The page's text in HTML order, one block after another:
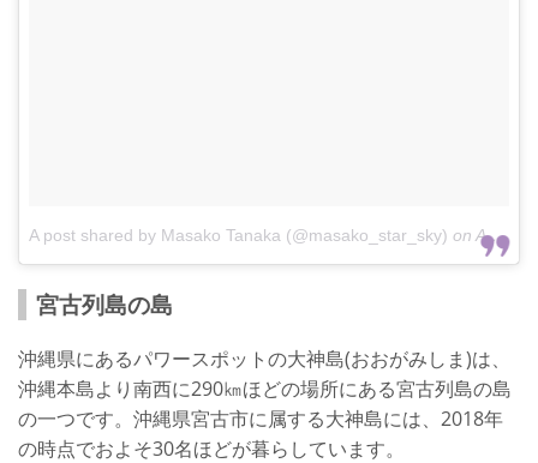
A post shared by Masako Tanaka (@masako_star_sky) on Aug 19, 2018 at 3:05am PDT
宮古列島の島
沖縄県にあるパワースポットの大神島(おおがみしま)は、
沖縄本島より南西に290㎞ほどの場所にある宮古列島の島
の一つです。沖縄県宮古市に属する大神島には、2018年
の時点でおよそ30名ほどが暮らしています。